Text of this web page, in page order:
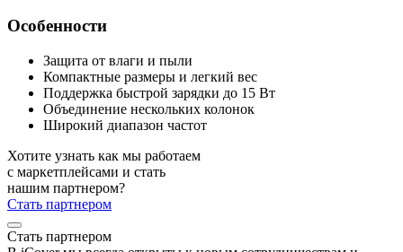
Особенности
Защита от влаги и пыли
Компактные размеры и легкий вес
Поддержка быстрой зарядки до 15 Вт
Объединение нескольких колонок
Широкий диапазон частот
Хотите узнать как мы работаем
с маркетплейсами и стать
нашим партнером?
Стать партнером
Стать партнером